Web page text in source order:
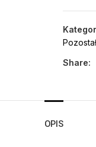
Share:
OPIS